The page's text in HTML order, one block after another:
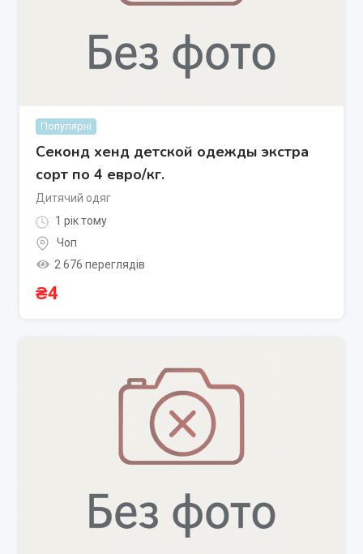
Популярні
Секонд хенд детской одежды экстра
сорт по 4 евро/кг.
Дитячий одяг
1 рік тому
Чоп
2 676 переглядів
₴4